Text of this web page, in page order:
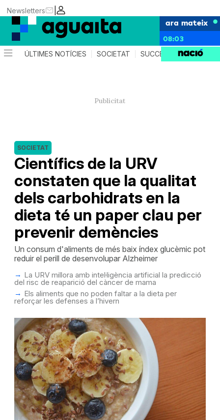
|
Newsletters
ara mateix
08:03
ÚLTIMES NOTÍCIES SOCIETAT SUCCESSOS AGENDA
Científics de la URV
constaten que la qualitat
dels carbohidrats en la
dieta té un paper clau per
prevenir demències
SOCIETAT
Un consum d'aliments de més baix índex glucèmic pot
reduir el perill de desenvolupar Alzheimer
La URV millora amb intel·ligència artificial la predicció
del risc de reaparició del càncer de mama
Els aliments que no poden faltar a la dieta per
reforçar les defenses a l’hivern